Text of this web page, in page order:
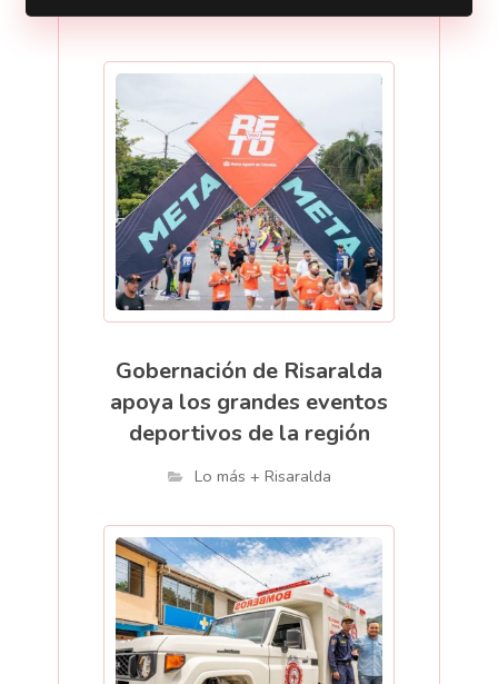
Gobernación de Risaralda
apoya los grandes eventos
deportivos de la región
Lo más + Risaralda